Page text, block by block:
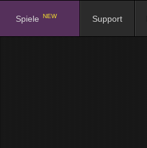
Spiele NEW Support